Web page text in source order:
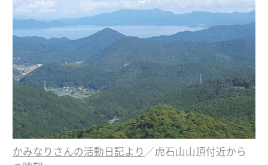
かみなりさんの活動日記より ／虎石山山頂付近から